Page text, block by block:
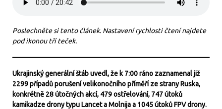
Poslechněte si tento článek. Nastavení rychlosti čtení najdete
pod ikonou tří teček.
Ukrajinský generální štáb uvedl, že k 7:00 ráno zaznamenal již
2299 případů porušení velikonočního příměří ze strany Ruska,
konkrétně 28 útočných akcí, 479 ostřelování, 747 útoků
kamikadze drony typu Lancet a Molnija a 1045 útoků FPV drony.